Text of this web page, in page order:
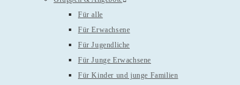
Für alle
Für Erwachsene
Für Jugendliche
Für Junge Erwachsene
Für Kinder und junge Familien